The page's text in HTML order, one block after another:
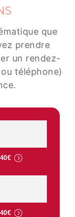
que
prendre
un rendez-
téléphone)